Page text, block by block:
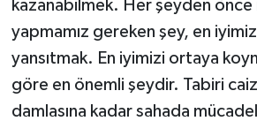
kazanabilmek. Her şeyden önce
yapmamız gereken şey, en
yansıtmak. En iyimizi ortaya
göre en önemli şeydir. Tabiri
damlasına kadar sahada